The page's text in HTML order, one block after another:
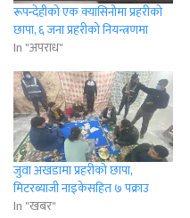
रूपन्देहीको एक क्यासिनोमा प्रहरीको
छापा, ६ जना प्रहरीको नियन्त्रणमा
In "अपराध"
जुवा अखडामा प्रहरीको छापा,
मिटरब्याजी नाइकेसहित ७ पक्राउ
In "खबर"